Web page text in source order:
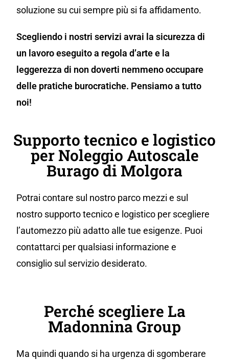
soluzione su cui sempre più si fa affidamento.
Scegliendo i nostri servizi avrai la sicurezza di
un lavoro eseguito a regola d’arte e la
leggerezza di non doverti nemmeno occupare
delle pratiche burocratiche. Pensiamo a tutto
noi!
Supporto tecnico e logistico
per Noleggio Autoscale
Burago di Molgora
Potrai contare sul nostro parco mezzi e sul
nostro supporto tecnico e logistico per scegliere
l’automezzo più adatto alle tue esigenze. Puoi
contattarci per qualsiasi informazione e
consiglio sul servizio desiderato.
Perché scegliere La
Madonnina Group
Ma quindi quando si ha urgenza di sgomberare